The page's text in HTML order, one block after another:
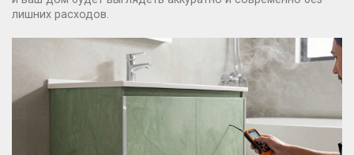
лишних расходов.